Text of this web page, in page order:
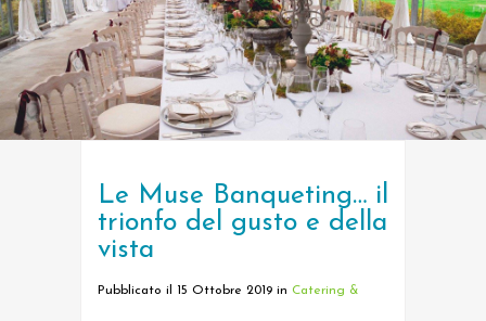
Le Muse Banqueting… il
trionfo del gusto e della
vista
Pubblicato il 15 Ottobre 2019 in Catering &